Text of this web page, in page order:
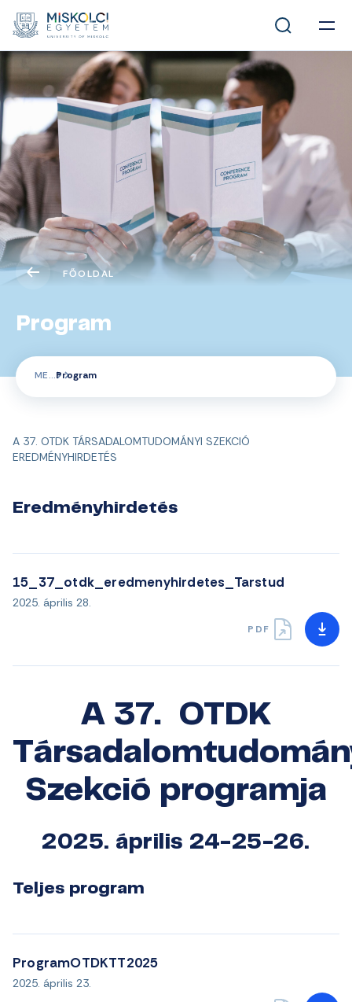
FŐOLDAL
Program
ME Program
A 37. OTDK TÁRSADALOMTUDOMÁNYI SZEKCIÓ
EREDMÉNYHIRDETÉS
Eredményhirdetés
15_37_otdk_eredmenyhirdetes_Tarstud
2025. április 28.
PDF
A 37. OTDK
Szekció programja
2025. április 24-25-26.
Teljes program
ProgramOTDKTT2025
2025. április 23.